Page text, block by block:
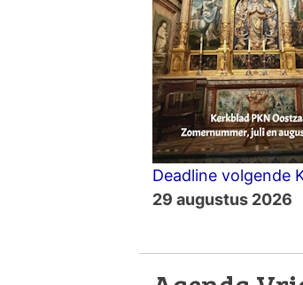
Deadline volgende
29 augustus 2026